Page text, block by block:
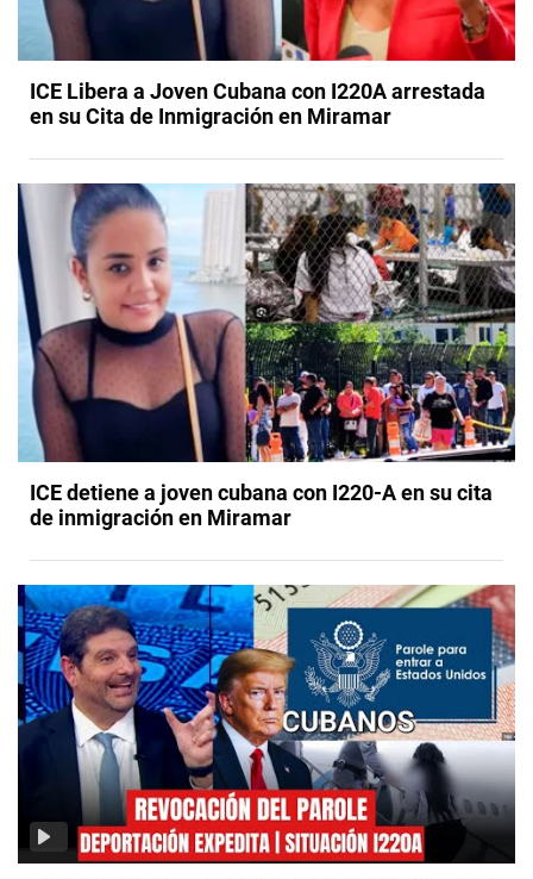
ICE Libera a Joven Cubana con I220A arrestada
en su Cita de Inmigración en Miramar
ICE detiene a joven cubana con I220-A en su cita
de inmigración en Miramar